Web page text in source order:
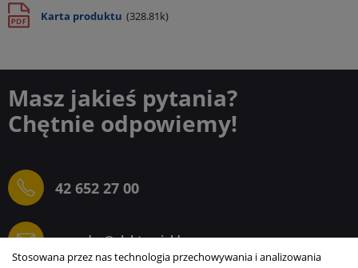
Karta produktu (328.81k)
Masz jakieś pytania?
Chętnie odpowiemy!
42 652 27 00
sprzedaz@elektrogielda.com
Stosowana przez nas technologia przechowywania i analizowania